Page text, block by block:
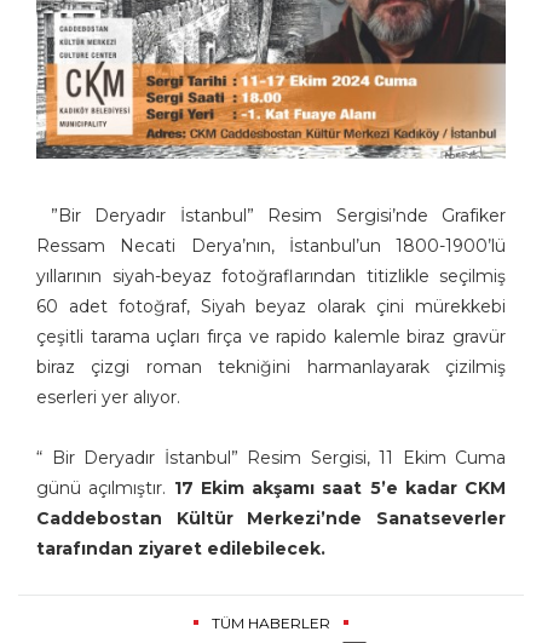
”Bir Deryadır İstanbul” Resim Sergisi’nde Grafiker
Ressam Necati Derya’nın, İstanbul’un 1800-1900’lü
yıllarının siyah-beyaz fotoğraflarından titizlikle seçilmiş
60 adet fotoğraf, Siyah beyaz olarak çini mürekkebi
çeşitli tarama uçları fırça ve rapido kalemle biraz gravür
biraz çizgi roman tekniğini harmanlayarak çizilmiş
eserleri yer alıyor.
“ Bir Deryadır İstanbul” Resim Sergisi, 11 Ekim Cuma
günü açılmıştır. 17 Ekim akşamı saat 5’e kadar CKM
Caddebostan Kültür Merkezi’nde Sanatseverler
tarafından ziyaret edilebilecek.
TÜM HABERLER